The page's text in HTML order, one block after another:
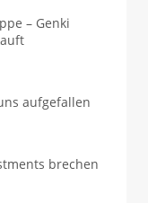
– Genki
aufgefallen
brechen